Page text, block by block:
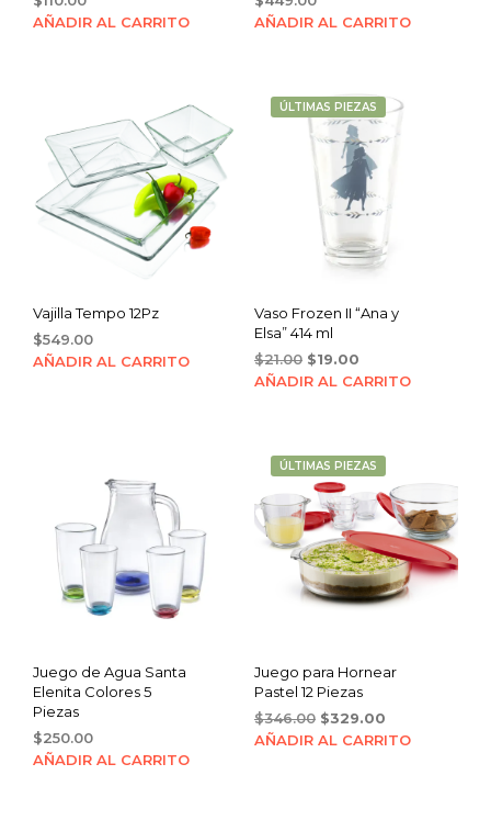
AÑADIR AL CARRITO
AÑADIR AL CARRITO
Vajilla Tempo 12Pz
$549.00
AÑADIR AL CARRITO
ÚLTIMAS PIEZAS
Vaso Frozen II “Ana y
Elsa” 414 ml
$21.00 Original
price
$19.00Current
price
AÑADIR AL CARRITO
Juego de Agua Santa
Elenita Colores 5
Piezas
$250.00
AÑADIR AL CARRITO
ÚLTIMAS PIEZAS
Juego para Hornear
Pastel 12 Piezas
$346.00 Original
price
$329.00Current
price
AÑADIR AL CARRITO